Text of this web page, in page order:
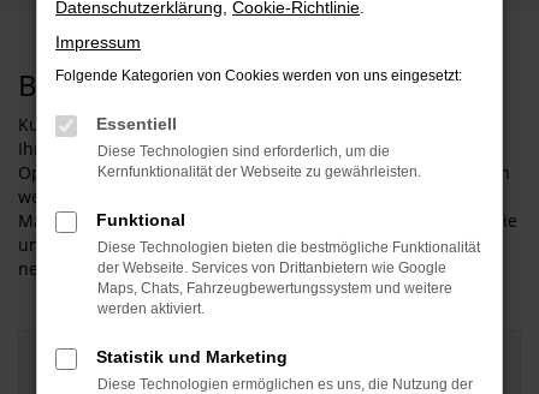
Bewertungsformular
Kurzinfo zu Ihren Daten:
Ihre Angaben werden ausschließlich zur Auswertung und
Optimierung unseres Kundenservices verwendet. Ihre Daten
werden weder an Dritte ausgegeben noch für
Marketingzwecke in jeglicher Form verwendet. Hier finden Sie
unsere
Datenschutzrichtlinien. Danke das Sie sich Zeit
nehmen.
Vorname *
Datenschutzerklärung Cookie-Richtlinie
Impressum
Folgende Kategorien von Cookies werden von uns eingesetzt:
Essentiell
Diese Technologien sind erforderlich, um die
Kernfunktionalität der Webseite zu gewährleisten.
Funktional
Diese Technologien bieten die bestmögliche Funktionalität
der Webseite. Services von Drittanbietern wie Google
Maps, Chats, Fahrzeugbewertungssystem und weitere
werden aktiviert.
Statistik und Marketing
Diese Technologien ermöglichen es uns, die Nutzung der